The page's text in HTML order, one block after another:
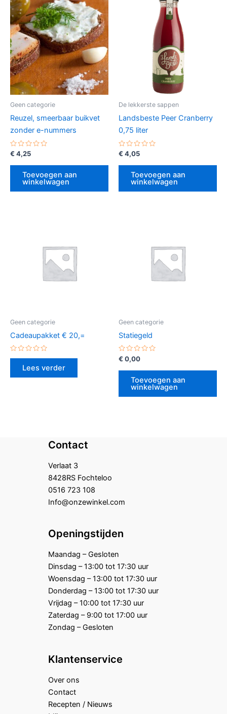
Geen categorie
Reuzel, smeerbaar buikvet
zonder e-nummers
Gewaardeerd
uit
€ 4,25
Toevoegen aan
winkelwagen
De lekkerste sappen
Landsbeste Peer Cranberry
0,75 liter
Gewaardeerd
uit
€ 4,05
Toevoegen aan
winkelwagen
Geen categorie
Cadeaupakket € 20,=
Gewaardeerd
Lees verder
Geen categorie
Statiegeld
Gewaardeerd
0
uit
€ 0,00
Toevoegen aan
winkelwagen
Contact
Verlaat 3
8428RS Fochteloo
0516 723 108
Info@onzewinkel.com
Openingstijden
Maandag – Gesloten
Dinsdag – 13:00 tot 17:30 uur
Woensdag – 13:00 tot 17:30 uur
Donderdag – 13:00 tot 17:30 uur
Vrijdag – 10:00 tot 17:30 uur
Zaterdag – 9:00 tot 17:00 uur
Zondag – Gesloten
Klantenservice
Over ons
Contact
Recepten / Nieuws